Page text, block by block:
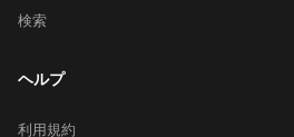
検索
ヘルプ
利用規約